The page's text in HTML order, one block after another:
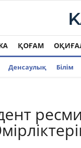
ҚОҒАМ
Денсаулық Білім